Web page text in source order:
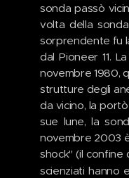
sonda passò
volta della
sorprendente fu
dal Pioneer 11.
novembre 1980,
strutture degli
da vicino, la
sue lune, la
novembre 2003
shock" (il
scienziati hanno